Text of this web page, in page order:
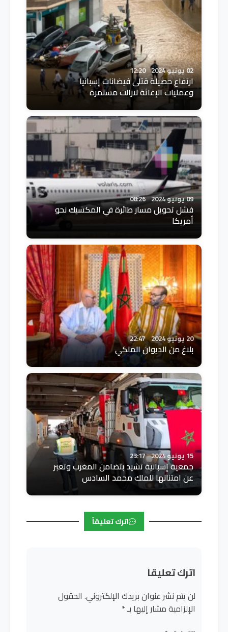
02 يونيو 2024 12:20
ارتفاع حصيلة قتلى فيضانات إسبانيا
وعمليات الإغاثة لازالت مستمرة
09 يونيو 2024 08:26
فشل تحويل مسار طائرة في المكسيك نحو
أمريكا
20 يونيو 2024 22:47
بلاغ من الديوان الملكي
15 يونيو 2024 23:17
جمعية إسبانية تشيد بتضامن المغرب وتعبر
عن امتنانها للملك محمد السادس
اترك تعليقاً
اترك تعليقاً
لن يتم نشر عنوان بريدك الإلكتروني. الحقول
الإلزامية مشار إليها بـ*